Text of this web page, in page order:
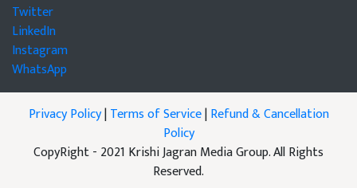
Twitter
LinkedIn
Instagram
WhatsApp
Privacy Policy|Terms of Service|Refund & Cancellation
Policy
CopyRight - 2021 Krishi Jagran Media Group. All Rights
Reserved.